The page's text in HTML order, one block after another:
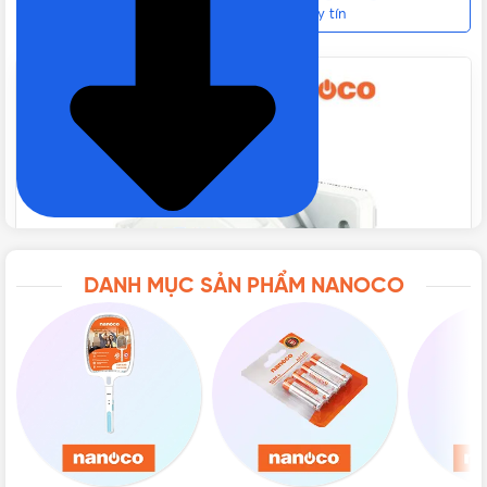
CHẤT LIỆU Polyamid 6
TIÊU CHUẨN
NHIỆT ĐỘ HOẠT ĐỘNG
ĐÓNG GÓI 10 cái/hộp, 80 cái/thùng
16A 3P 230V IP67 Chính hãng, Giá tốt, Uy tín
DANH MỤC SẢN PHẨM NANOCO